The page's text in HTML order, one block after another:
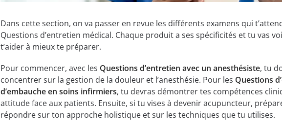
Dans cette section, on va passer en revue les différents examens qui
Questions d’entretien médical. Chaque produit a ses spécificités et tu vas
t’aider à mieux te préparer.
Pour commencer, avec les Questions d’entretien avec un anesthésiste, tu
concentrer sur la gestion de la douleur et l’anesthésie. Pour les Questions
d’embauche en soins infirmiers, tu devras démontrer tes compétences
attitude face aux patients. Ensuite, si tu vises à devenir acupuncteur,
répondre sur ton approche holistique et sur les techniques que tu utilises.